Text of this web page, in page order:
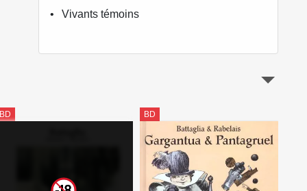
Vivants témoins
BD BD